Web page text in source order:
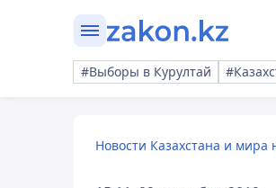
#Выборы в Курултай
Новости Казахстана и мира